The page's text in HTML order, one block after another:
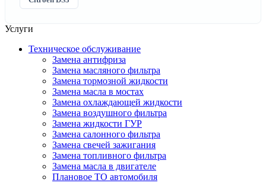
Услуги
Техническое обслуживание
Замена антифриза
Замена масляного фильтра
Замена тормозной жидкости
Замена масла в мостах
Замена охлаждающей жидкости
Замена воздушного фильтра
Замена жидкости ГУР
Замена салонного фильтра
Замена свечей зажигания
Замена топливного фильтра
Замена масла в двигателе
Плановое ТО автомобиля